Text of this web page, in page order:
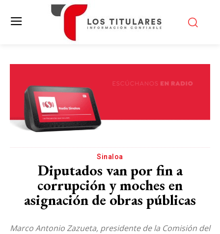
Sinaloa
Diputados van por fin a
corrupción y moches en
asignación de obras públicas
Marco Antonio Zazueta, presidente de la Comisión del